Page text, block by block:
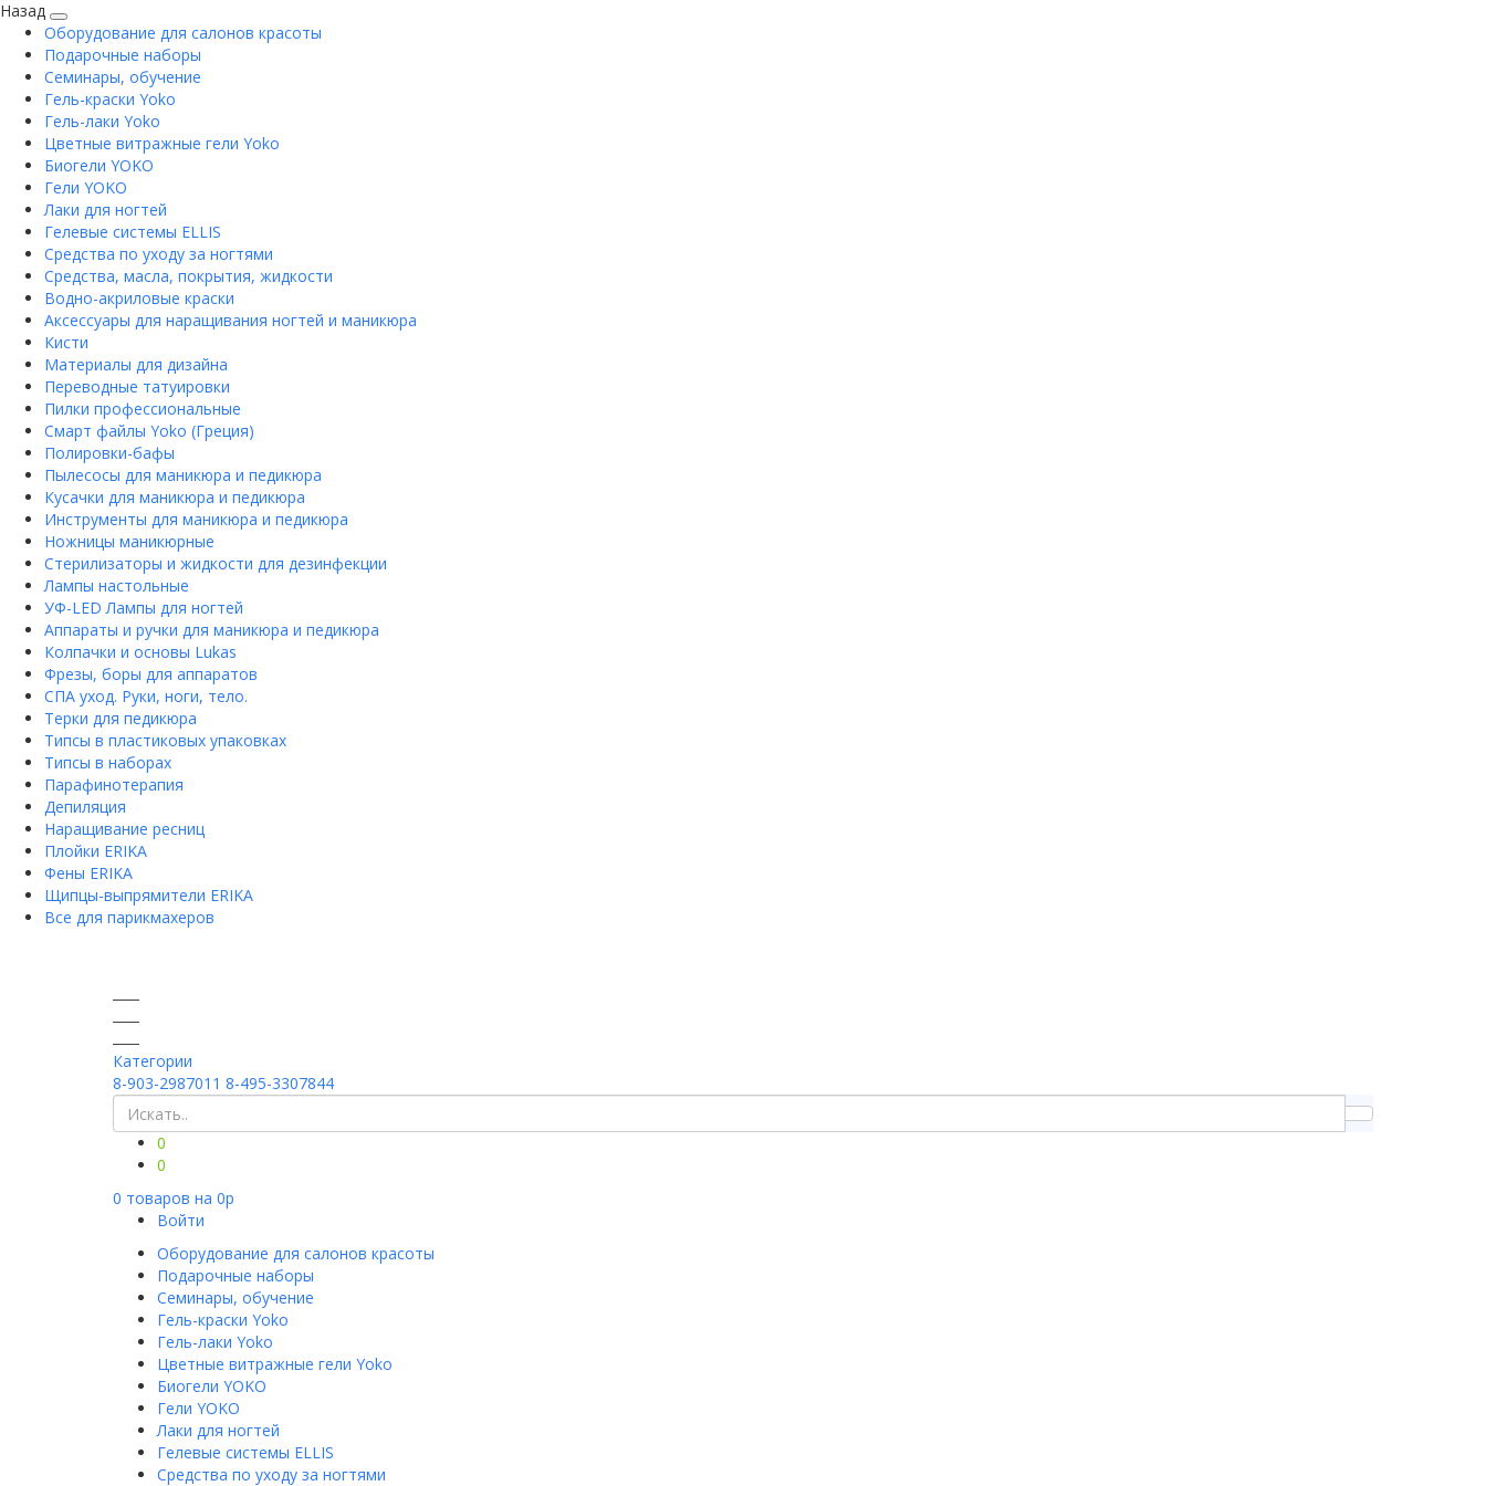
Назад
Оборудование для салонов красоты
Подарочные наборы
Семинары, обучение
Гель-краски Yoko
Гель-лаки Yoko
Цветные витражные гели Yoko
Биогели YOKO
Гели YOKO
Лаки для ногтей
Гелевые системы ELLIS
Средства по уходу за ногтями
Средства, масла, покрытия, жидкости
Водно-акриловые краски
Аксессуары для наращивания ногтей и маникюра
Кисти
Материалы для дизайна
Переводные татуировки
Пилки профессиональные
Смарт файлы Yoko (Греция)
Полировки-бафы
Пылесосы для маникюра и педикюра
Кусачки для маникюра и педикюра
Инструменты для маникюра и педикюра
Ножницы маникюрные
Стерилизаторы и жидкости для дезинфекции
Лампы настольные
УФ-LED Лампы для ногтей
Аппараты и ручки для маникюра и педикюра
Колпачки и основы Lukas
Фрезы, боры для аппаратов
СПА уход. Руки, ноги, тело.
Терки для педикюра
Типсы в пластиковых упаковках
Типсы в наборах
Парафинотерапия
Депиляция
Наращивание ресниц
Плойки ERIKA
Фены ERIKA
Щипцы-выпрямители ERIKA
Все для парикмахеров
Категории
8-903-2987011 8-495-3307844
0
0
0 товаров на 0p
Войти
Оборудование для салонов красоты
Подарочные наборы
Семинары, обучение
Гель-краски Yoko
Гель-лаки Yoko
Цветные витражные гели Yoko
Биогели YOKO
Гели YOKO
Лаки для ногтей
Гелевые системы ELLIS
Средства по уходу за ногтями